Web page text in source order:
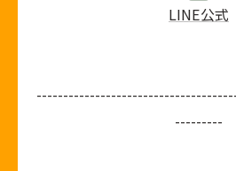
LINE公式
---------